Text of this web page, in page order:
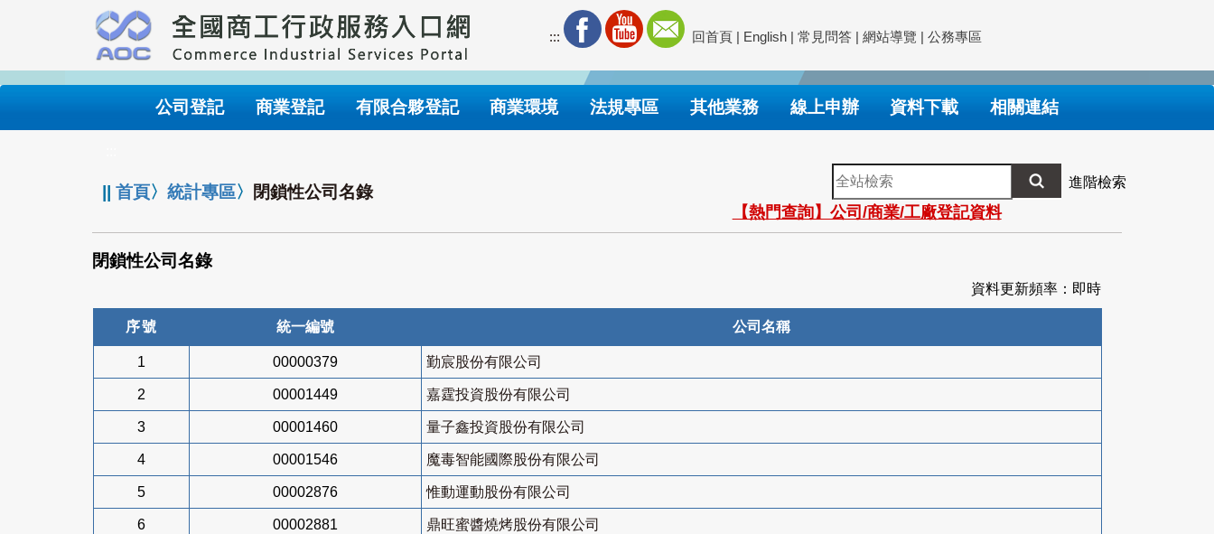
要
內
::: 回首頁 | English | 常見問答 | 網站導覽 | 公務專區
公司登記 商業登記 有限合夥登記 商業環境 法規專區 其他業務 線上申辦 資料下載 相關連結
||首頁〉統計專區〉 閉鎖性公司名錄
全
站
檢
索
進階檢索
【熱門查詢】公司/商業/工廠登記資料
閉鎖性公司名錄
資料更新頻率：即時
序號 統一編號 公司名稱
1 00000379 勤宸股份有限公司
2 00001449 嘉霆投資股份有限公司
3 00001460 量子鑫投資股份有限公司
4 00001546 魔毒智能國際股份有限公司
5 00002876 惟動運動股份有限公司
6 00002881 鼎旺蜜醬燒烤股份有限公司